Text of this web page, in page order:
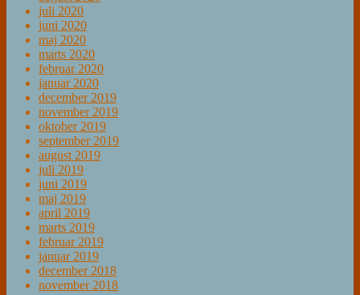
juli 2020
juni 2020
maj 2020
marts 2020
februar 2020
januar 2020
december 2019
november 2019
oktober 2019
september 2019
august 2019
juli 2019
juni 2019
maj 2019
april 2019
marts 2019
februar 2019
januar 2019
december 2018
november 2018